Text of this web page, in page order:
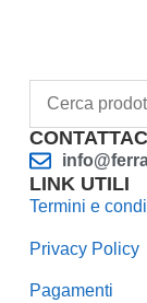
LINK UTILI
Termini e
Privacy Policy
Pagamenti